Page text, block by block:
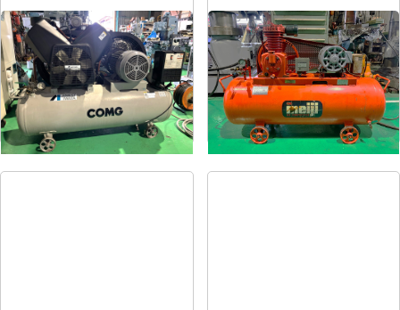
コンプレッサー
メーカー アネスト岩田
形 式TLP55-10
年 式2004
コンプレッサー
メーカー 明治
形 式H-2
年 式1981